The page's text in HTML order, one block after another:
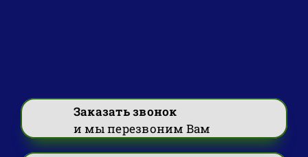
Заказать звонок
и мы перезвоним Вам